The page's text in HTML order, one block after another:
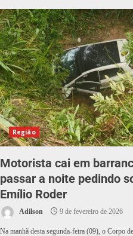
Região
Motorista cai em
passar a noite pedindo
Emílio Roder
Adilson 9 de fevereiro de 2026
Na manhã desta segunda-feira (09), o Corpo